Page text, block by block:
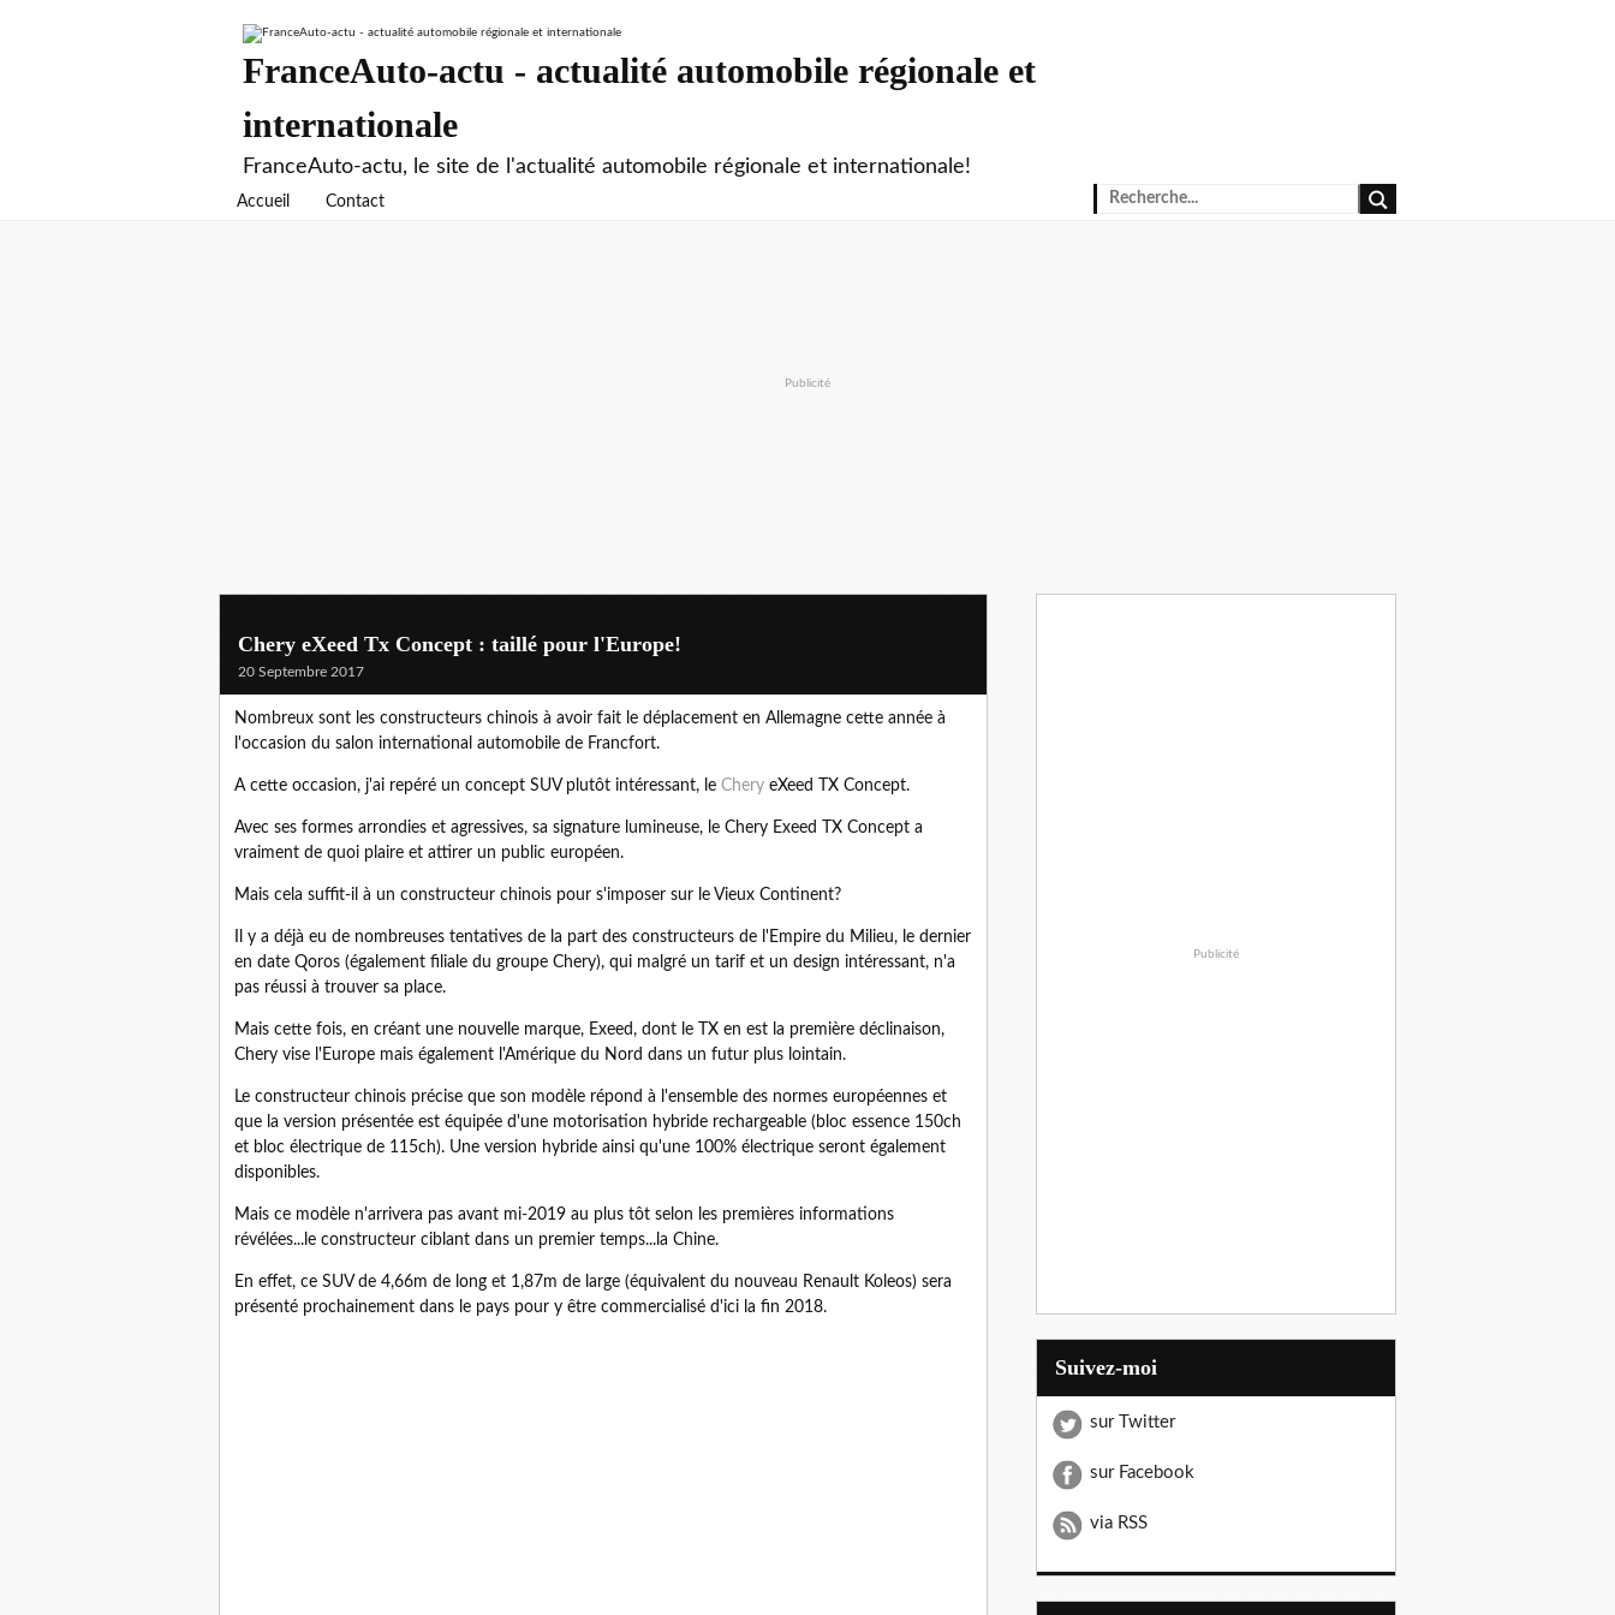
FranceAuto-actu - actualité automobile régionale et
internationale
FranceAuto-actu, le site de l'actualité automobile régionale et internationale!
Accueil Contact
Publicité
Chery eXeed Tx Concept : taillé pour l'Europe!
20 Septembre 2017
Nombreux sont les constructeurs chinois à avoir fait le déplacement en Allemagne cette année à
l'occasion du salon international automobile de Francfort.
A cette occasion, j'ai repéré un concept SUV plutôt intéressant, le Chery eXeed TX Concept.
Avec ses formes arrondies et agressives, sa signature lumineuse, le Chery Exeed TX Concept a
vraiment de quoi plaire et attirer un public européen.
Mais cela suffit-il à un constructeur chinois pour s'imposer sur le Vieux Continent?
Il y a déjà eu de nombreuses tentatives de la part des constructeurs de l'Empire du Milieu, le dernier
en date Qoros (également filiale du groupe Chery), qui malgré un tarif et un design intéressant, n'a
pas réussi à trouver sa place.
Mais cette fois, en créant une nouvelle marque, Exeed, dont le TX en est la première déclinaison,
Chery vise l'Europe mais également l'Amérique du Nord dans un futur plus lointain.
Le constructeur chinois précise que son modèle répond à l'ensemble des normes européennes et
que la version présentée est équipée d'une motorisation hybride rechargeable (bloc essence 150ch
et bloc électrique de 115ch). Une version hybride ainsi qu'une 100% électrique seront également
disponibles.
Mais ce modèle n'arrivera pas avant mi-2019 au plus tôt selon les premières informations
révélées...le constructeur ciblant dans un premier temps...la Chine.
En effet, ce SUV de 4,66m de long et 1,87m de large (équivalent du nouveau Renault Koleos) sera
présenté prochainement dans le pays pour y être commercialisé d'ici la fin 2018.
Publicité
Suivez-moi
sur Twitter
sur Facebook
via RSS